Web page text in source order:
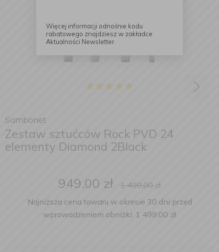
Sambonet
Zestaw sztućców Rock PVD 24
elementy Diamond 2Black
949,00 zł 1 499,00zł
Najniższa cena towaru w okresie 30 dni przed
wprowadzeniem obniżki: 1 499,00 zł
Więcej informacji odnośnie kodu
rabatowego znajdziesz w zakładce
Aktualności Newsletter.